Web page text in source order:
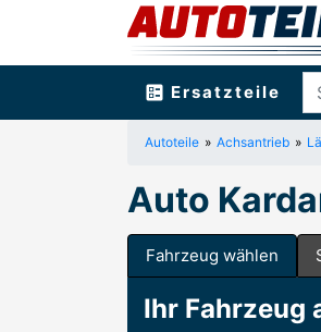
ballot Ersatzteile
Autoteile Achsantrieb
Auto
Fahrzeug wählen
Ihr Fahrzeug